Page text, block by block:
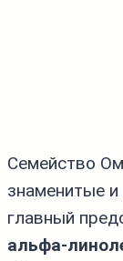
Семейство
знаменитые
главный